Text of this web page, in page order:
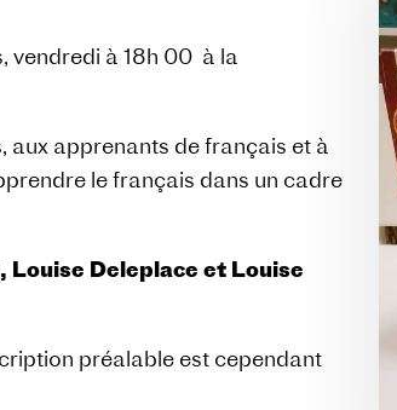
vendredi à 18h 00 à la
aux apprenants de français et à
le français dans un cadre
Deleplace et Louise
préalable est cependant